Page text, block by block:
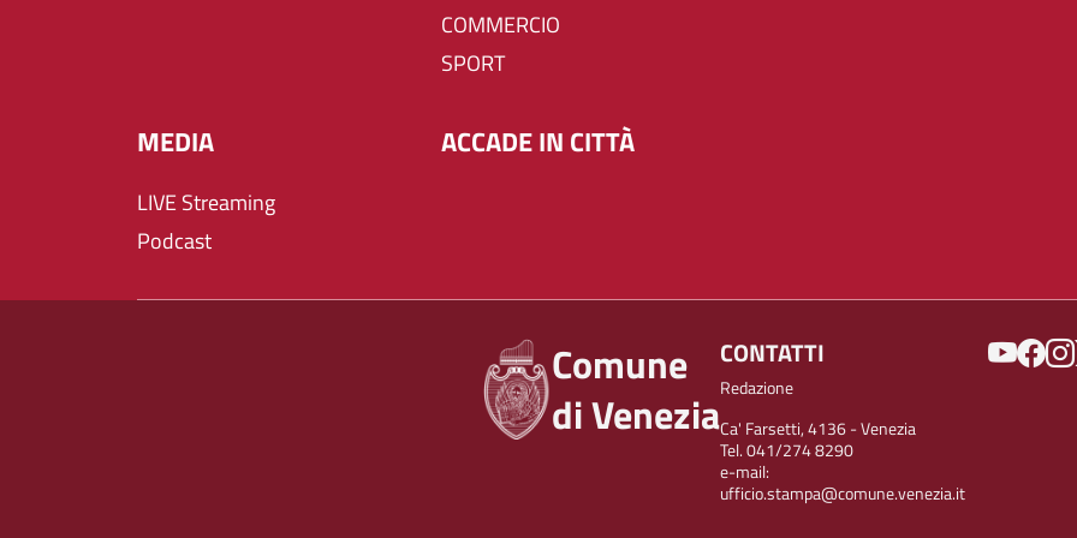
COMMERCIO
SPORT
MEDIA
LIVE Streaming
Podcast
ACCADE IN CITTÀ
Comune
di Venezia
CONTATTI
Redazione
Ca' Farsetti, 4136 - Venezia
Tel. 041/274 8290
e-mail:
ufficio.stampa@comune.venezia.it